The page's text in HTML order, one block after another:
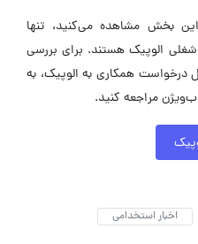
بخش مشاهده می‌کنید، تنها
الوپیک هستند. برای بررسی
درخواست همکاری به الوپیک، به
مراجعه کنید.
اخبار استخدامی